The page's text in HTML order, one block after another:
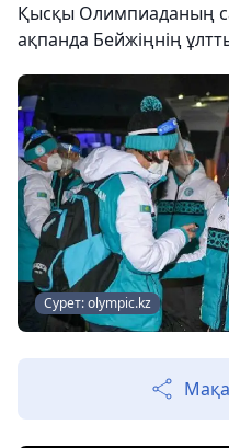
Қысқы Олимпиаданың
ақпанда Бейжіңнің
Сурет: olympic.kz